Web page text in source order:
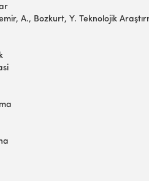
A., Bozkurt, Y. Teknolojik